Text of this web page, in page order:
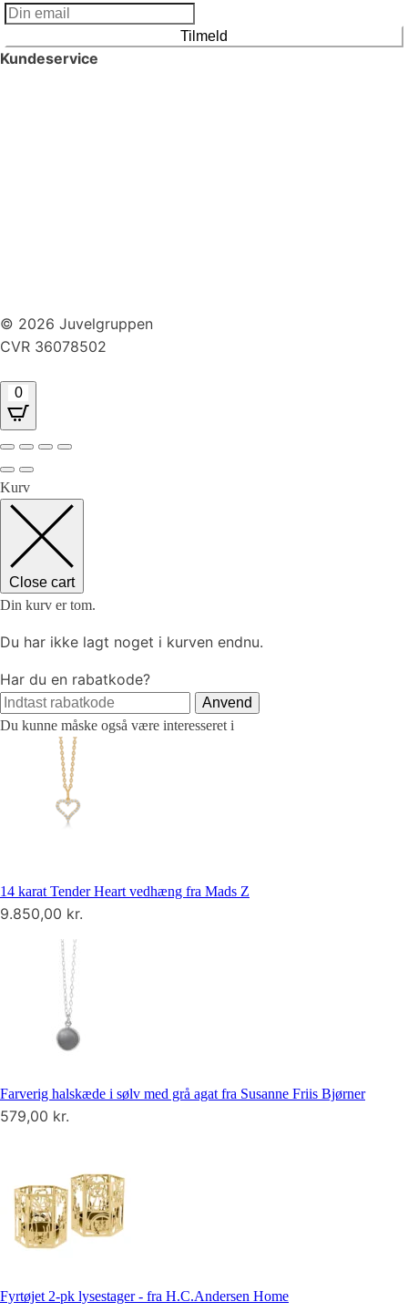
Tilmeld
Kundeservice
© 2026 Juvelgruppen
CVR 36078502
0
Kurv
Close cart
Din kurv er tom.
Du har ikke lagt noget i kurven endnu.
Har du en rabatkode?
Anvend
Du kunne måske også være interesseret i
14 karat Tender Heart vedhæng fra Mads Z
9.850,00 kr.
Farverig halskæde i sølv med grå agat fra Susanne Friis Bjørner
579,00 kr.
Fyrtøjet 2-pk lysestager - fra H.C.Andersen Home